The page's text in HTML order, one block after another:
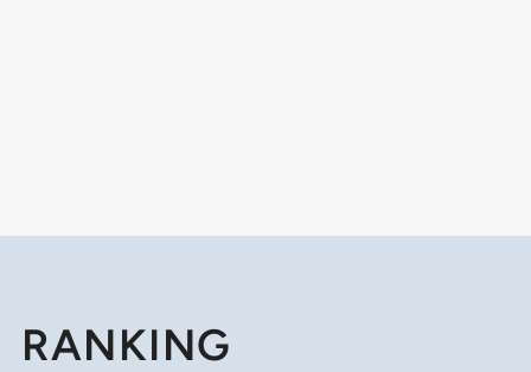
RANKING